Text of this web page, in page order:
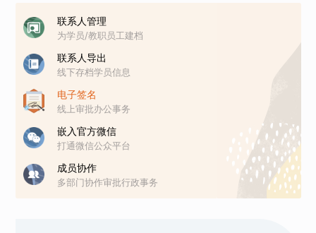
联系人管理
为学员/教职员工建档
联系人导出
线下存档学员信息
电子签名
线上审批办公事务
嵌入官方微信
打通微信公众平台
成员协作
多部门协作审批行政事务